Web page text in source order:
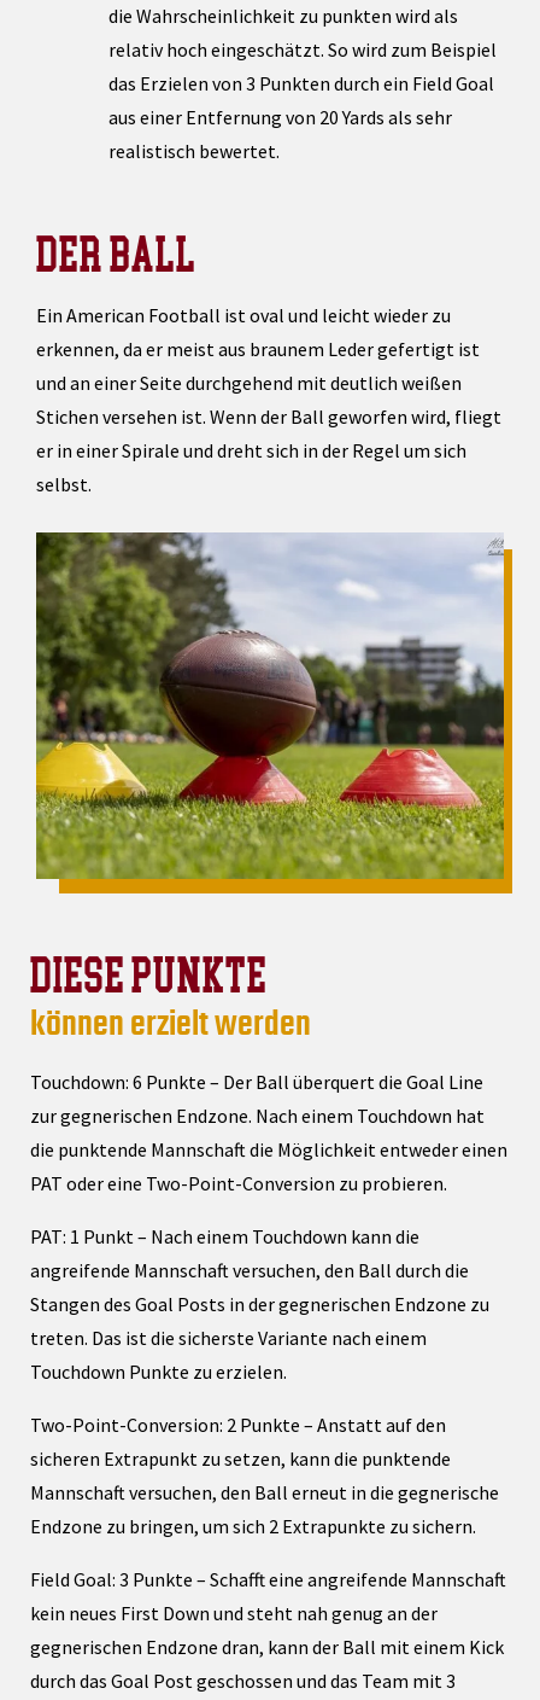
die Wahrscheinlichkeit zu punkten wird als
relativ hoch eingeschätzt. So wird zum Beispiel
das Erzielen von 3 Punkten durch ein Field Goal
aus einer Entfernung von 20 Yards als sehr
realistisch bewertet.
DER BALL
Ein American Football ist oval und leicht wieder zu
erkennen, da er meist aus braunem Leder gefertigt ist
und an einer Seite durchgehend mit deutlich weißen
Stichen versehen ist. Wenn der Ball geworfen wird, fliegt
er in einer Spirale und dreht sich in der Regel um sich
selbst.
DIESE PUNKTE
können erzielt werden
Touchdown: 6 Punkte – Der Ball überquert die Goal Line
zur gegnerischen Endzone. Nach einem Touchdown hat
die punktende Mannschaft die Möglichkeit entweder einen
PAT oder eine Two-Point-Conversion zu probieren.
PAT: 1 Punkt – Nach einem Touchdown kann die
angreifende Mannschaft versuchen, den Ball durch die
Stangen des Goal Posts in der gegnerischen Endzone zu
treten. Das ist die sicherste Variante nach einem
Touchdown Punkte zu erzielen.
Two-Point-Conversion: 2 Punkte – Anstatt auf den
sicheren Extrapunkt zu setzen, kann die punktende
Mannschaft versuchen, den Ball erneut in die gegnerische
Endzone zu bringen, um sich 2 Extrapunkte zu sichern.
Field Goal: 3 Punkte – Schafft eine angreifende Mannschaft
kein neues First Down und steht nah genug an der
gegnerischen Endzone dran, kann der Ball mit einem Kick
durch das Goal Post geschossen und das Team mit 3